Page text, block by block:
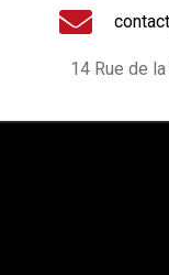
14 Rue de